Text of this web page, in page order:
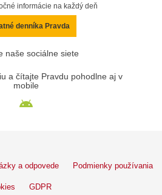
informácie na každý deň
denníka Pravda
naše sociálne siete
a čítajte Pravdu pohodlne aj v
mobile
a odpovede Podmienky používania
GDPR